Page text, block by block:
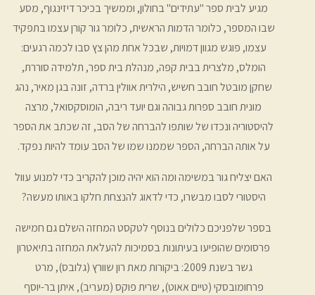
מגיע לבית ספר "עתידים" בחולון, וממשיך בכיכר דיזינגוף, מסע
שבו המספר, כלומר הדמות הראשית, כלומר גור קורן עצמו בתפקיד
עצמו, פוגש מגוון דמויות, שבכל אחת מהן צץ סבו לכמה רגעים:
הומלס, מלצרית בבית קפה, מנהלת בית ספר, תלמידה סוררת,
שחקן מובטל חובב חשיש, הילרית אוולין ברדה, זונה בגן מאיר, נהג
מונית חובב ספרות גבוהה וגם יועד ריבה, הומוסקסואל, מרצה
להיסטוריה ונכדו של שותפו להברחה של הסב, זה שכתב את הספר
על אותה הברחה, הספר שממנו שמו של הסב עומד להיות נפקד.
האם יצליח גור במשימה ומה הוא יהיה מוכן להקריב כדי למנוע עוול
היסטורי לסבו מבשרו, כדי לדאוג להנצחת חלקו באותו מעשה?
בספר שלפניכם כלולים בנוסף לטקסט המחזה השלם גם חמישה
פרסומים שהופיעו בעיתונות בסמיכות להעלאת המחזה בתיאטרון
גשר בשנת 2009: ביקורות מאת רון שוורץ (גלובס), מרט
פרחומובסקי (טיים אאוט), שרית פוקס (מעריב), איתן בר-יוסף